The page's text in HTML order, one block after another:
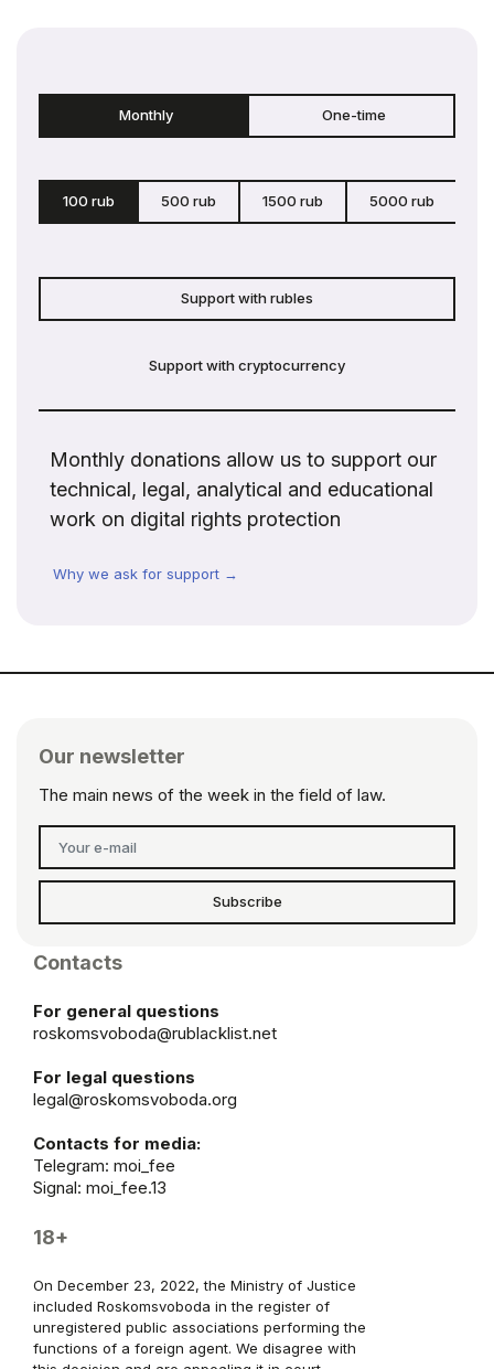
Monthly One-time
100 rub 500 rub 1500 rub 5000 rub
Support with rubles
Support with cryptocurrency
Monthly donations allow us to support our
technical, legal, analytical and educational
work on digital rights protection
Why we ask for support →
Our newsletter
The main news of the week in the field of law.
Subscribe
Contacts
For general questions
roskomsvoboda@rublacklist.net
For legal questions
legal@roskomsvoboda.org
Contacts for media:
Telegram: moi_fee
Signal: moi_fee.13
18+
On December 23, 2022, the Ministry of Justice
included Roskomsvoboda in the register of
unregistered public associations performing the
functions of a foreign agent. We disagree with